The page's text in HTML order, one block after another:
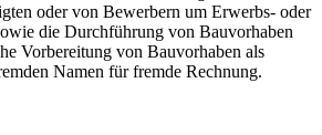
oder von Bewerbern um Erwerbs- oder
die Durchführung von Bauvorhaben
Vorbereitung von Bauvorhaben als
Namen für fremde Rechnung.